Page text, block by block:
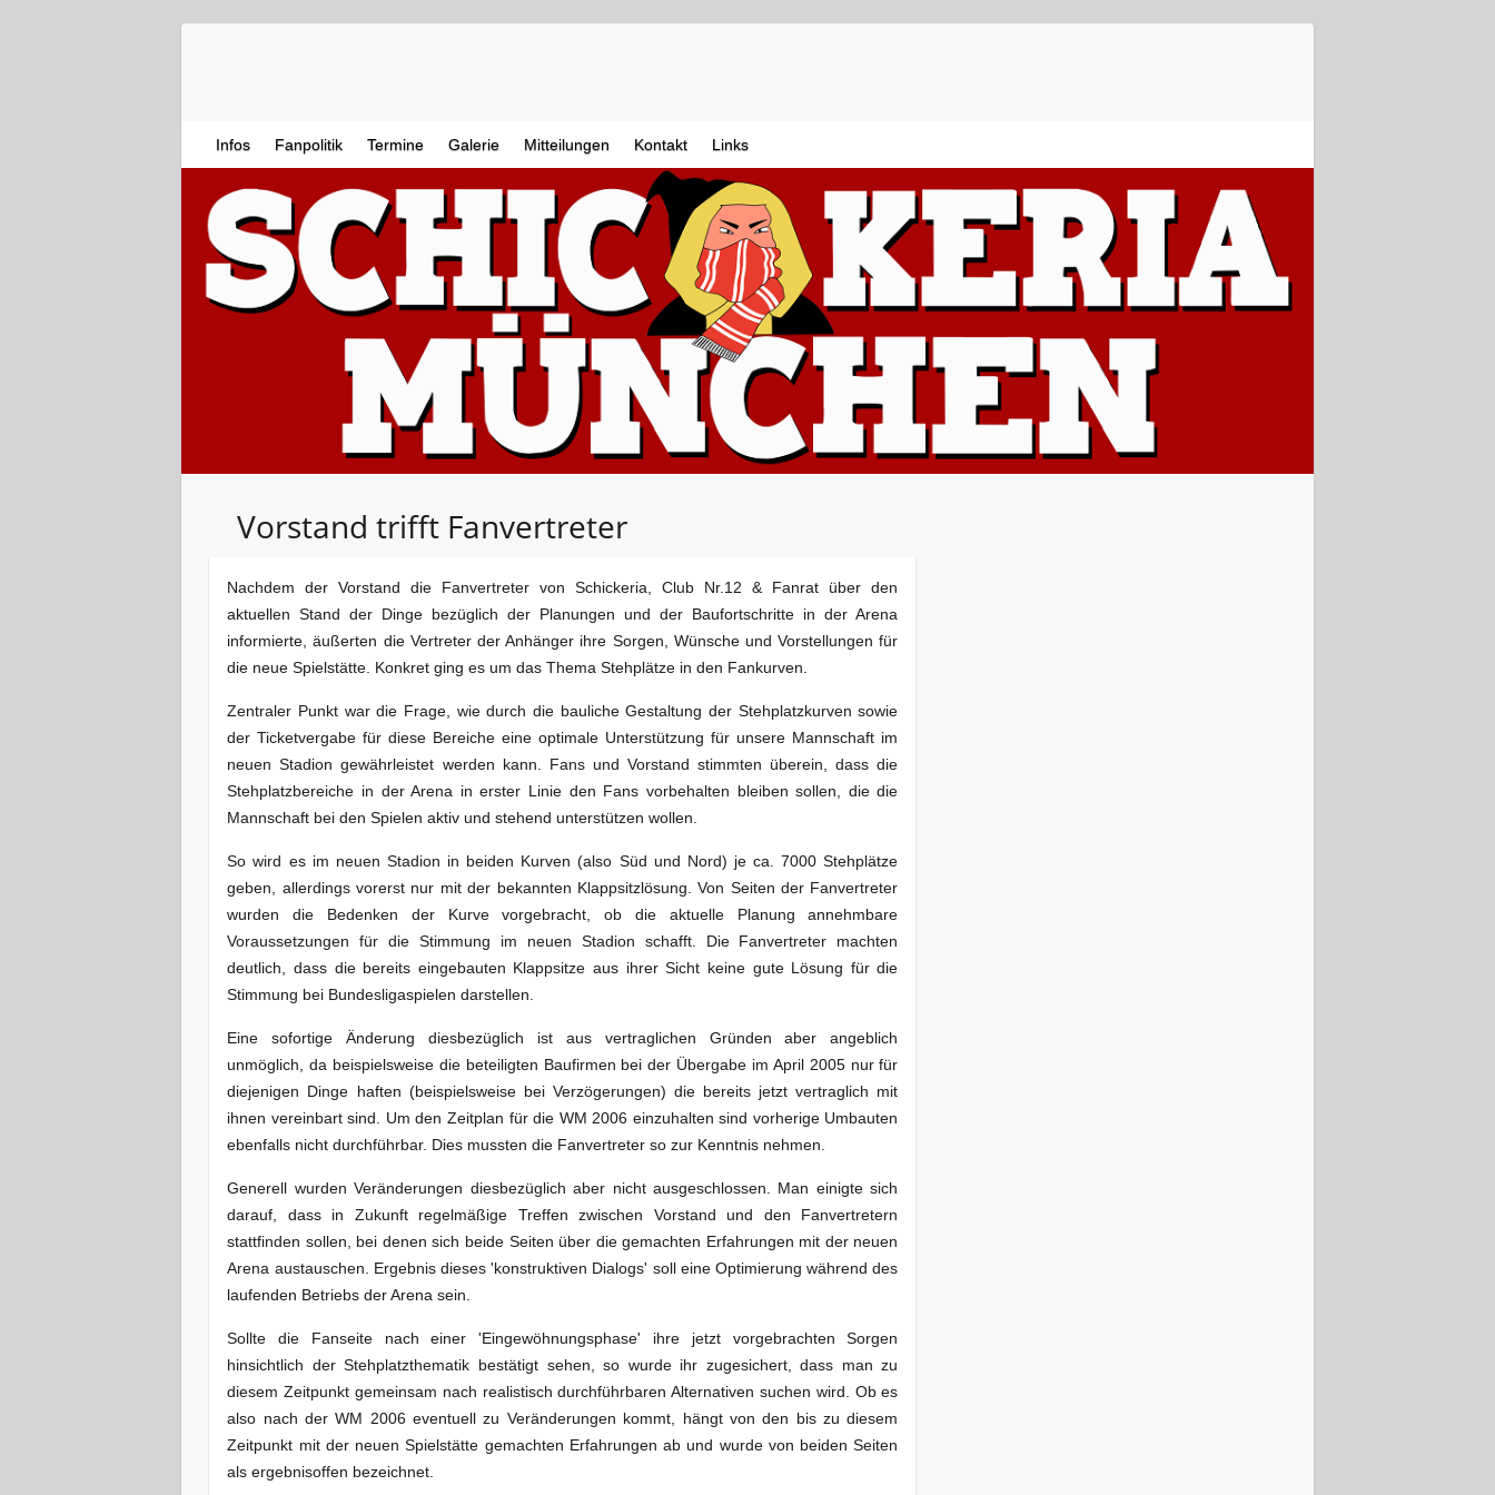
Infos Fanpolitik Termine Galerie Mitteilungen Kontakt Links
Vorstand trifft Fanvertreter
Nachdem der Vorstand die Fanvertreter von Schickeria, Club Nr.12 & Fanrat über den
aktuellen Stand der Dinge bezüglich der Planungen und der Baufortschritte in der Arena
informierte, äußerten die Vertreter der Anhänger ihre Sorgen, Wünsche und Vorstellungen für
die neue Spielstätte. Konkret ging es um das Thema Stehplätze in den Fankurven.
Zentraler Punkt war die Frage, wie durch die bauliche Gestaltung der Stehplatzkurven sowie
der Ticketvergabe für diese Bereiche eine optimale Unterstützung für unsere Mannschaft im
neuen Stadion gewährleistet werden kann. Fans und Vorstand stimmten überein, dass die
Stehplatzbereiche in der Arena in erster Linie den Fans vorbehalten bleiben sollen, die die
Mannschaft bei den Spielen aktiv und stehend unterstützen wollen.
So wird es im neuen Stadion in beiden Kurven (also Süd und Nord) je ca. 7000 Stehplätze
geben, allerdings vorerst nur mit der bekannten Klappsitzlösung. Von Seiten der Fanvertreter
wurden die Bedenken der Kurve vorgebracht, ob die aktuelle Planung annehmbare
Voraussetzungen für die Stimmung im neuen Stadion schafft. Die Fanvertreter machten
deutlich, dass die bereits eingebauten Klappsitze aus ihrer Sicht keine gute Lösung für die
Stimmung bei Bundesligaspielen darstellen.
Eine sofortige Änderung diesbezüglich ist aus vertraglichen Gründen aber angeblich
unmöglich, da beispielsweise die beteiligten Baufirmen bei der Übergabe im April 2005 nur für
diejenigen Dinge haften (beispielsweise bei Verzögerungen) die bereits jetzt vertraglich mit
ihnen vereinbart sind. Um den Zeitplan für die WM 2006 einzuhalten sind vorherige Umbauten
ebenfalls nicht durchführbar. Dies mussten die Fanvertreter so zur Kenntnis nehmen.
Generell wurden Veränderungen diesbezüglich aber nicht ausgeschlossen. Man einigte sich
darauf, dass in Zukunft regelmäßige Treffen zwischen Vorstand und den Fanvertretern
stattfinden sollen, bei denen sich beide Seiten über die gemachten Erfahrungen mit der neuen
Arena austauschen. Ergebnis dieses 'konstruktiven Dialogs' soll eine Optimierung während des
laufenden Betriebs der Arena sein.
Sollte die Fanseite nach einer 'Eingewöhnungsphase' ihre jetzt vorgebrachten Sorgen
hinsichtlich der Stehplatzthematik bestätigt sehen, so wurde ihr zugesichert, dass man zu
diesem Zeitpunkt gemeinsam nach realistisch durchführbaren Alternativen suchen wird. Ob es
also nach der WM 2006 eventuell zu Veränderungen kommt, hängt von den bis zu diesem
Zeitpunkt mit der neuen Spielstätte gemachten Erfahrungen ab und wurde von beiden Seiten
als ergebnisoffen bezeichnet.